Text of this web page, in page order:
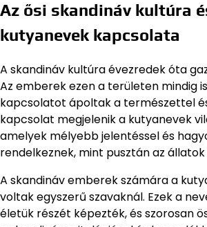
Az ősi skandináv kultúra
kutyanevek kapcsolata
A skandináv kultúra évezredek óta
Az emberek ezen a területen mindig
kapcsolatot ápoltak a természettel
kapcsolat megjelenik a kutyanevek
amelyek mélyebb jelentéssel és
rendelkeznek, mint pusztán az állatok
A skandináv emberek számára a
voltak egyszerű szavaknál. Ezek a
életük részét képezték, és szorosan